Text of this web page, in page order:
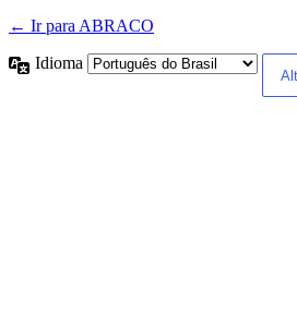
← Ir para ABRACO
Idioma